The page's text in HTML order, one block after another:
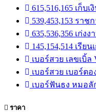
615,516,165 เก็บ
539,453,153 รา
635,536,356 เก่ง
145,154,514 เรีย
เบอร์สวย เลขเบิ้ล
เบอร์สวย เบอร์ตอ
เบอร์ฟันธง หมอ
ราคา